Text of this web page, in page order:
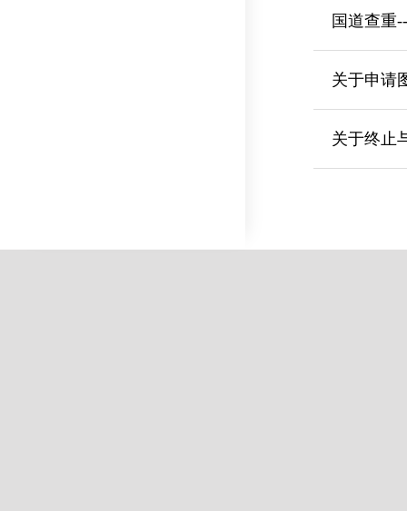
国道查重
关于申请
关于终止